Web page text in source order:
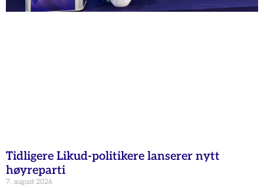
Tidligere Likud-politikere lanserer nytt
høyreparti
7. august 2026